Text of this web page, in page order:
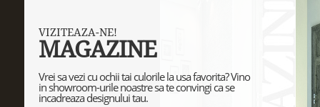
VIZITEAZA-NE!
MAGAZINE
Vrei sa vezi cu ochii tai culorile la usa favorita? Vino
in showroom-urile noastre sa te convingi ca se
incadreaza designului tau.